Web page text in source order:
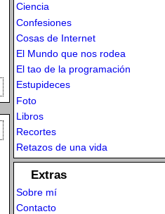
Ciencia
Confesiones
Cosas de Internet
El Mundo que nos rodea
El tao de la programación
Estupideces
Foto
Libros
Recortes
Retazos de una vida
Extras
Sobre mí
Contacto